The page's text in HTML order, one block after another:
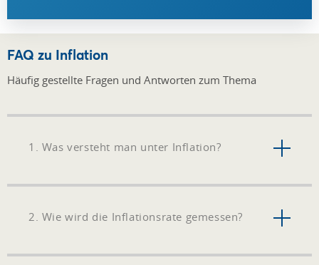
FAQ zu Inflation
Häufig gestellte Fragen und Antworten zum Thema
1. Was versteht man unter Inflation?
2. Wie wird die Inflationsrate gemessen?